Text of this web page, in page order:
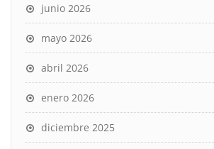
junio 2026
mayo 2026
abril 2026
enero 2026
diciembre 2025